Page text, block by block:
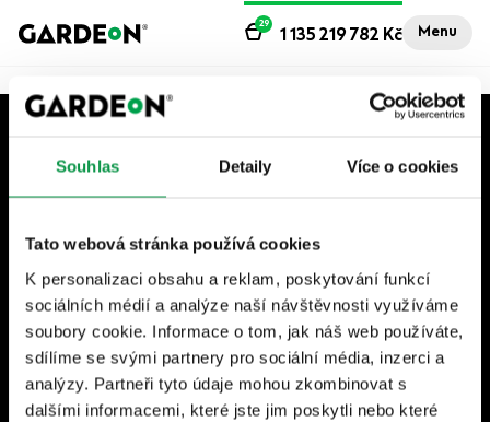
Souhlas Detaily Více o cookies
Tato webová stránka používá cookies
K personalizaci obsahu a reklam, poskytování funkcí
sociálních médií a analýze naší návštěvnosti využíváme
soubory cookie. Informace o tom, jak náš web používáte,
sdílíme se svými partnery pro sociální média, inzerci a
analýzy. Partneři tyto údaje mohou zkombinovat s
dalšími informacemi, které jste jim poskytli nebo které
Menu
1 135 219 782 Kč
29
Newsletter - Odebírejte novinky a užitečné tipy
do e-mailu
• Odesláním souhlasíte se zpracováním osobních údajů. Z
odběru se můžete kdykoliv odhlásit.